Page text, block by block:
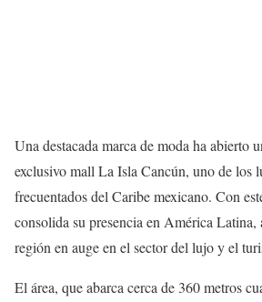
Una destacada marca de moda ha abierto
exclusivo mall La Isla Cancún, uno de los
frecuentados del Caribe mexicano. Con
consolida su presencia en América Latina,
región en auge en el sector del lujo y el
El área, que abarca cerca de 360 metros